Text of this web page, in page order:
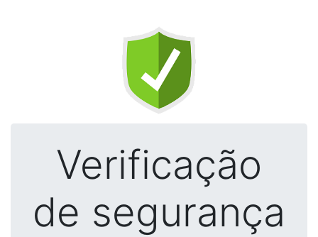
Verificação
de segurança